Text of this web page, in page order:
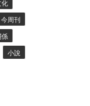
化
今周刊
係
小說